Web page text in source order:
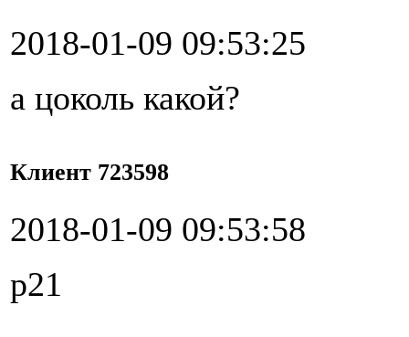
2018-01-09 09:53:25
а цоколь какой?
Клиент 723598
2018-01-09 09:53:58
р21